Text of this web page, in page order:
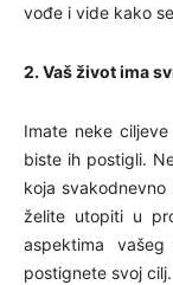
vođe i vide kako
2. Vaš život ima
Imate neke
biste ih postigli.
koja
želite utopiti u
aspektima
postignete svoj cilj.